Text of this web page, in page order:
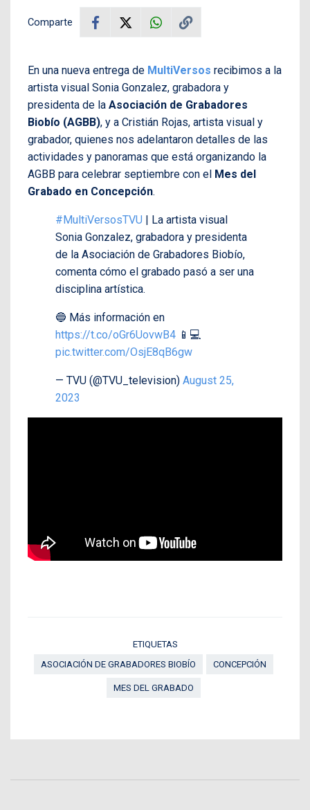
Comparte
En una nueva entrega de MultiVersos recibimos a la
artista visual Sonia Gonzalez, grabadora y
presidenta de la Asociación de Grabadores
Biobío (AGBB), y a Cristián Rojas, artista visual y
grabador, quienes nos adelantaron detalles de las
actividades y panoramas que está organizando la
AGBB para celebrar septiembre con el Mes del
Grabado en Concepción.
#MultiVersosTVU | La artista visual
Sonia Gonzalez, grabadora y presidenta
de la Asociación de Grabadores Biobío,
comenta cómo el grabado pasó a ser una
disciplina artística.
🔵 Más información en
https://t.co/oGr6UovwB4 📱💻
pic.twitter.com/OsjE8qB6gw
— TVU (@TVU_television) August 25,
2023
ETIQUETAS
ASOCIACIÓN DE GRABADORES BIOBÍO
CONCEPCIÓN
MES DEL GRABADO